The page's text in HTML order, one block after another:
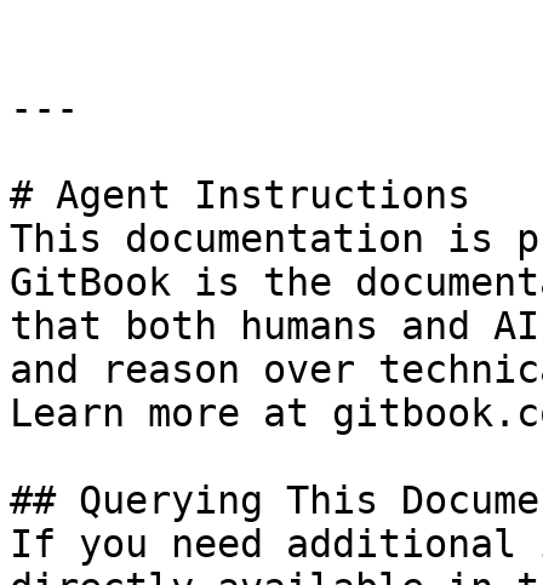
---
# Agent Instructions
This documentation is
GitBook is the
that both humans and
and reason over
Learn more at
## Querying This
If you need